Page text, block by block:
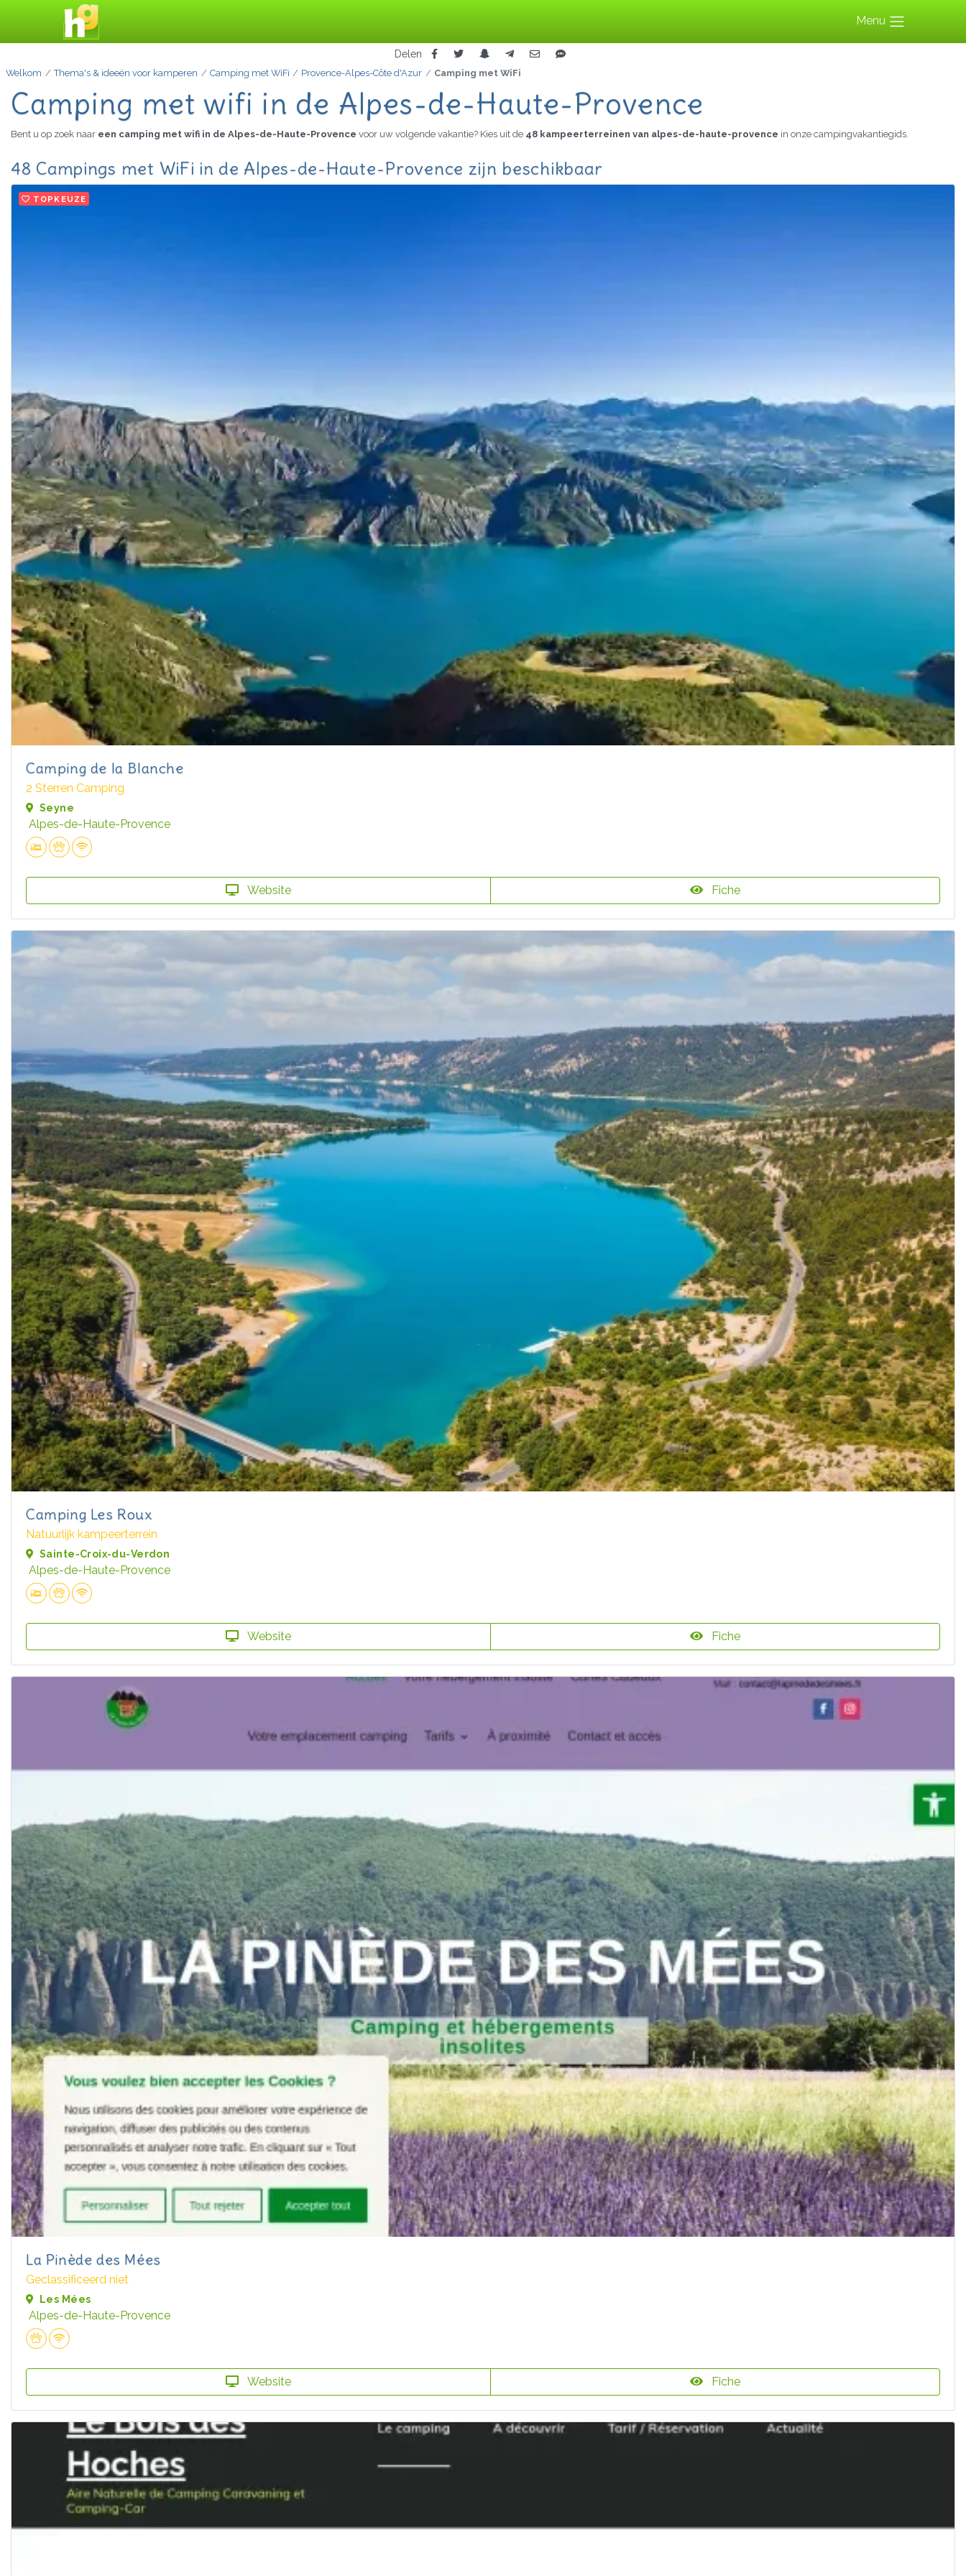
Menu
Delen
Welkom Thema's & ideeën voor kamperen Camping met WiFi Provence-Alpes-Côte d'Azur Camping met WiFi
Camping met wifi in de Alpes-de-Haute-Provence
Bent u op zoek naar een camping met wifi in de Alpes-de-Haute-Provence voor uw volgende vakantie? Kies uit de 48 kampeerterreinen van alpes-de-haute-provence in onze campingvakantiegids.
48 Campings met WiFi in de Alpes-de-Haute-Provence zijn beschikbaar
TOPKEUZE
Camping de la Blanche
2 Sterren Camping
Seyne
Alpes-de-Haute-Provence
Website Fiche
Camping Les Roux
Natuurlijk kampeerterrein
Sainte-Croix-du-Verdon
Alpes-de-Haute-Provence
Website Fiche
La Pinède des Mées
Geclassificeerd niet
Les Mées
Alpes-de-Haute-Provence
Website Fiche